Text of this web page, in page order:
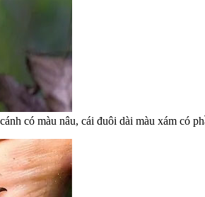
có màu nâu, cái đuôi dài màu xám có